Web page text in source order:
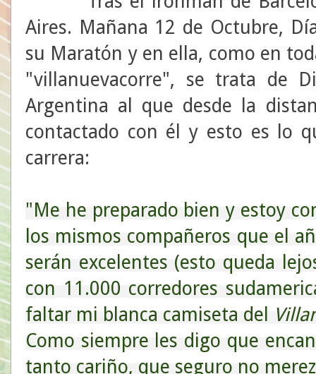
Aires. Mañana 12 de Octubre,
su Maratón y en ella, como en
"villanuevacorre", se trata de
Argentina al que desde la
contactado con él y esto es lo
carrera:
"Me he preparado bien y estoy
los mismos compañeros que el
serán excelentes (esto queda
con 11.000 corredores
faltar mi blanca camiseta del
Como siempre les digo que
tanto cariño, que seguro no